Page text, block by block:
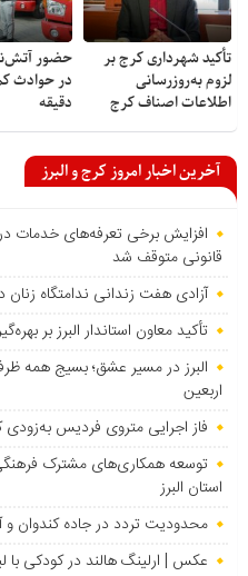
تأکید شهرداری کرج بر
لزوم به‌روزرسانی
اطلاعات اصناف کرج
حضور
دقیقه
آخرین اخبار امروز کرج و البرز
افزایش برخی تعرفه‌های خدمات
قانونی متوقف شد
آزادی هفت زندانی ندامتگاه
تأکید معاون استاندار البرز بر
البرز در مسیر عشق؛ بسیج همه
اربعین
فاز اجرایی متروی فردیس
توسعه همکاری‌های مشترک
استان البرز
محدودیت تردد در جاده کندوان و
عکس | ارلینگ هالند در کودکی